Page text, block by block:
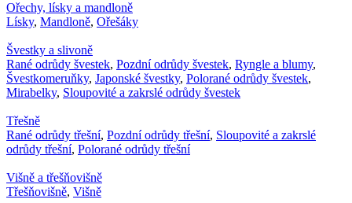
Ořechy, lísky a mandloně
Lísky, Mandloně, Ořešáky
Švestky a slivoně
Rané odrůdy švestek, Pozdní odrůdy švestek, Ryngle a blumy,
Švestkomeruňky, Japonské švestky, Polorané odrůdy švestek,
Mirabelky, Sloupovité a zakrslé odrůdy švestek
Třešně
Rané odrůdy třešní, Pozdní odrůdy třešní, Sloupovité a zakrslé
odrůdy třešní, Polorané odrůdy třešní
Višně a třešňovišně
Třešňovišně, Višně